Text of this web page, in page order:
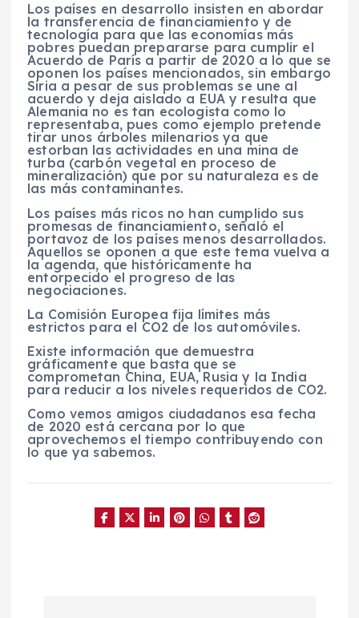
Los países en desarrollo insisten en abordar
la transferencia de financiamiento y de
tecnología para que las economías más
pobres puedan prepararse para cumplir el
Acuerdo de París a partir de 2020 a lo que se
oponen los países mencionados, sin embargo
Siria a pesar de sus problemas se une al
acuerdo y deja aislado a EUA y resulta que
Alemania no es tan ecologista como lo
representaba, pues como ejemplo pretende
tirar unos árboles milenarios ya que
estorban las actividades en una mina de
turba (carbón vegetal en proceso de
mineralización) que por su naturaleza es de
las más contaminantes.
Los países más ricos no han cumplido sus
promesas de financiamiento, señaló el
portavoz de los países menos desarrollados.
Aquellos se oponen a que este tema vuelva a
la agenda, que históricamente ha
entorpecido el progreso de las
negociaciones.
La Comisión Europea fija límites más
estrictos para el CO2 de los automóviles.
Existe información que demuestra
gráficamente que basta que se
comprometan China, EUA, Rusia y la India
para reducir a los niveles requeridos de CO2.
Como vemos amigos ciudadanos esa fecha
de 2020 está cercana por lo que
aprovechemos el tiempo contribuyendo con
lo que ya sabemos.